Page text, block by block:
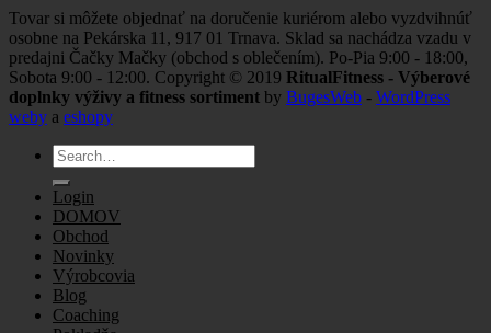
Tovar si môžete objednať na doručenie kuriérom alebo vyzdvihnúť
osobne na Pekárska 11, 917 01 Trnava. Sklad sa nachádza vzadu v
predajni Čačky Mačky (obchod s oblečením). Po-Pia 9:00 - 18:00,
Sobota 9:00 - 12:00. Copyright © 2019 RitualFitness - Výberové
doplnky výživy a fitness sortiment by BugesWeb - WordPress
weby a eshopy
Search
for:
Login
DOMOV
Obchod
Novinky
Výrobcovia
Blog
Coaching